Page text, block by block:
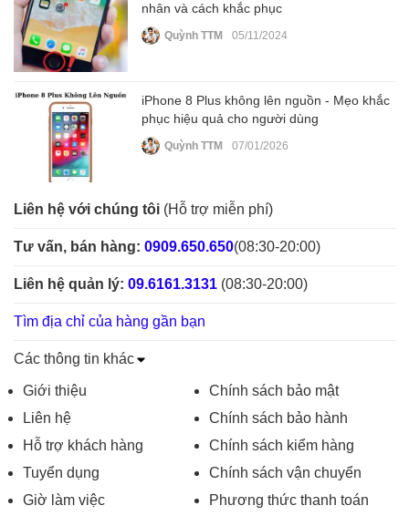
nhân và cách khắc phục
Quỳnh TTM 05/11/2024
iPhone 8 Plus không lên nguồn - Mẹo khắc
phục hiệu quả cho người dùng
Quỳnh TTM 07/01/2026
Liên hệ với chúng tôi (Hỗ trợ miễn phí)
Tư vấn, bán hàng: 0909.650.650(08:30-20:00)
Liên hệ quản lý: 09.6161.3131 (08:30-20:00)
Tìm địa chỉ của hàng gần bạn
Các thông tin khác
Giới thiệu
Liên hệ
Hỗ trợ khách hàng
Tuyển dụng
Giờ làm việc
Chính sách bảo mật
Chính sách bảo hành
Chính sách kiểm hàng
Chính sách vận chuyển
Phương thức thanh toán